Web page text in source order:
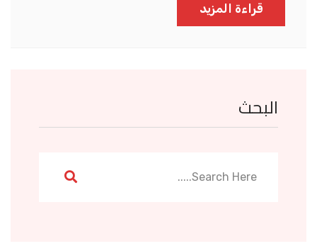
البحث
قراءة المزيد